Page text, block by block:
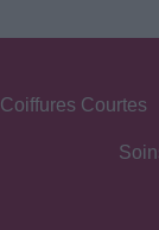
Coiffures Courtes